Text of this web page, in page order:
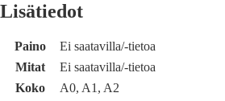
Lisätiedot
Paino
Ei saatavilla/-tietoa
Mitat
Ei saatavilla/-tietoa
Koko
A0, A1, A2